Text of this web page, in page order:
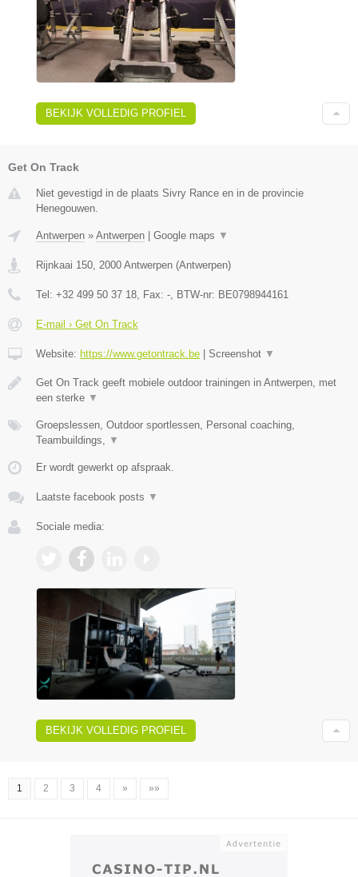
BEKIJK VOLLEDIG PROFIEL
Get On Track
Niet gevestigd in de plaats Sivry Rance en in de provincie
Henegouwen.
Antwerpen » Antwerpen Google maps ▼
Rijnkaai 150, 2000 Antwerpen (Antwerpen)
Tel: +32 499 50 37 18, Fax: -, BTW-nr: BE0798944161
E-mail › Get On Track
Website: https://www.getontrack.be Screenshot ▼
Get On Track geeft mobiele outdoor trainingen in Antwerpen, met
een sterke ▼
Groepslessen, Outdoor sportlessen, Personal coaching,
Teambuildings, ▼
Er wordt gewerkt op afspraak.
Laatste facebook posts ▼
Sociale media:
BEKIJK VOLLEDIG PROFIEL
1 2 3 4 » »»